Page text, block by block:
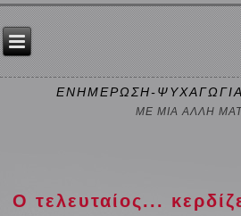
ΕΝΗΜΕΡΩΣΗ-
ΜΕ ΜΙΑ ΑΛΛΗ
Ο τελευταίος...